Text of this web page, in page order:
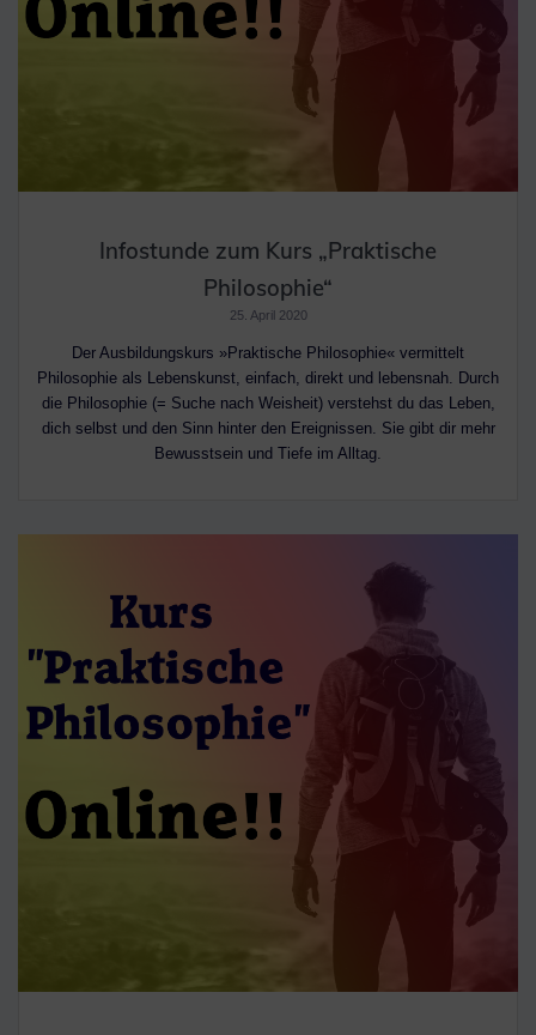
Infostunde zum Kurs „Praktische
Philosophie“
25. April 2020
Der Ausbildungskurs »Praktische Philosophie« vermittelt
Philosophie als Lebenskunst, einfach, direkt und lebensnah. Durch
die Philosophie (= Suche nach Weisheit) verstehst du das Leben,
dich selbst und den Sinn hinter den Ereignissen. Sie gibt dir mehr
Bewusstsein und Tiefe im Alltag.